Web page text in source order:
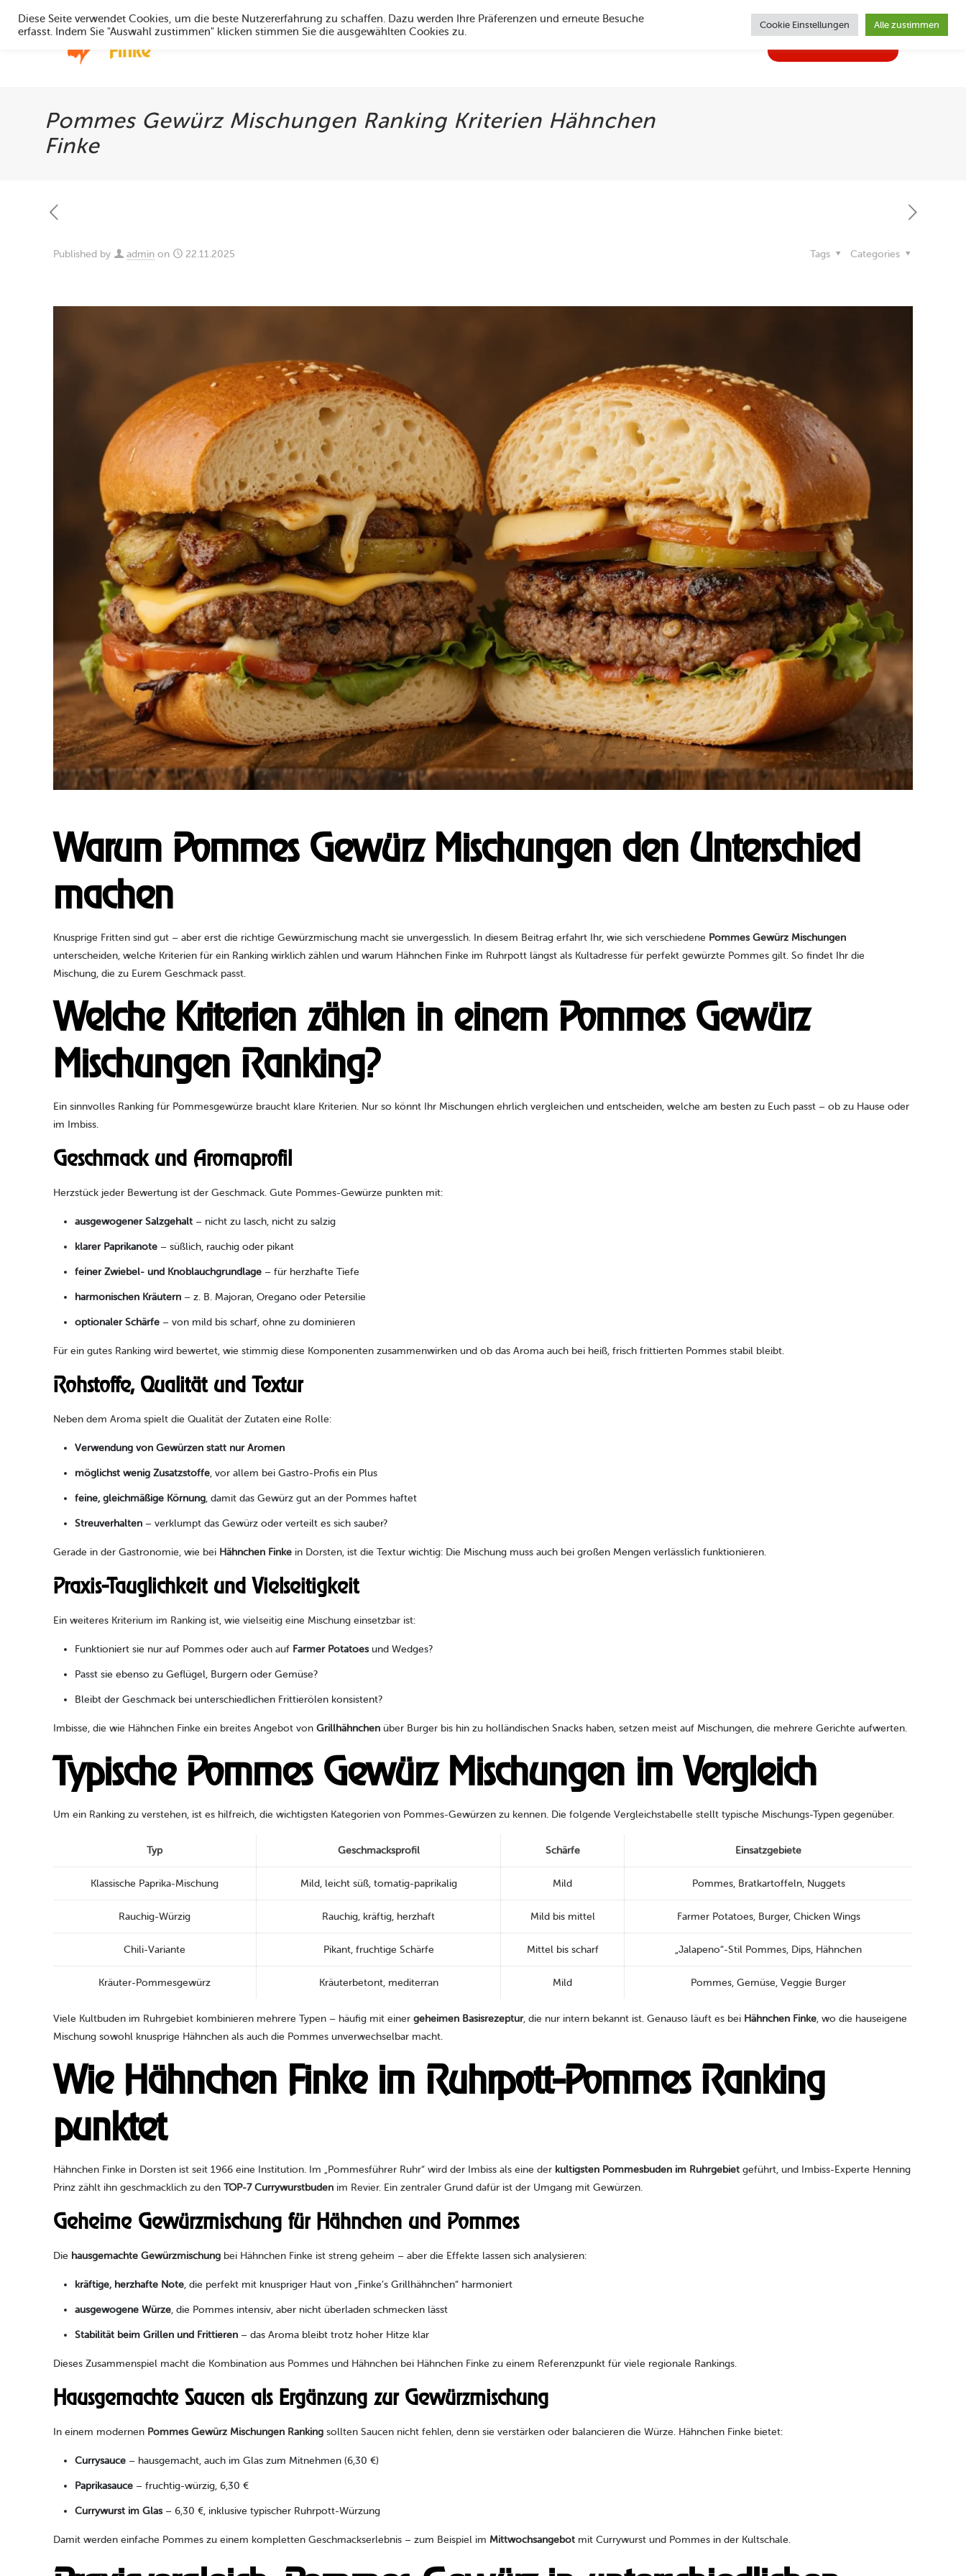
Pommes Gewürz Mischungen Ranking Kriterien Hähnchen
Finke
Published by admin on 22.11.2025 Categories
Tags
Warum Pommes Gewürz Mischungen den Unterschied
machen
Knusprige Fritten sind gut – aber erst die richtige Gewürzmischung macht sie unvergesslich. In diesem Beitrag erfahrt Ihr, wie sich verschiedene Pommes Gewürz Mischungen
unterscheiden, welche Kriterien für ein Ranking wirklich zählen und warum Hähnchen Finke im Ruhrpott längst als Kultadresse für perfekt gewürzte Pommes gilt. So findet Ihr die
Mischung, die zu Eurem Geschmack passt.
Welche Kriterien zählen in einem Pommes Gewürz
Mischungen Ranking?
Ein sinnvolles Ranking für Pommesgewürze braucht klare Kriterien. Nur so könnt Ihr Mischungen ehrlich vergleichen und entscheiden, welche am besten zu Euch passt – ob zu Hause oder
im Imbiss.
Geschmack und Aromaprofil
Herzstück jeder Bewertung ist der Geschmack. Gute Pommes-Gewürze punkten mit:
ausgewogener Salzgehalt – nicht zu lasch, nicht zu salzig
klarer Paprikanote – süßlich, rauchig oder pikant
feiner Zwiebel- und Knoblauchgrundlage – für herzhafte Tiefe
harmonischen Kräutern – z. B. Majoran, Oregano oder Petersilie
optionaler Schärfe – von mild bis scharf, ohne zu dominieren
Für ein gutes Ranking wird bewertet, wie stimmig diese Komponenten zusammenwirken und ob das Aroma auch bei heiß, frisch frittierten Pommes stabil bleibt.
Rohstoffe, Qualität und Textur
Neben dem Aroma spielt die Qualität der Zutaten eine Rolle:
Verwendung von Gewürzen statt nur Aromen
möglichst wenig Zusatzstoffe, vor allem bei Gastro-Profis ein Plus
feine, gleichmäßige Körnung, damit das Gewürz gut an der Pommes haftet
Streuverhalten – verklumpt das Gewürz oder verteilt es sich sauber?
Gerade in der Gastronomie, wie bei Hähnchen Finke in Dorsten, ist die Textur wichtig: Die Mischung muss auch bei großen Mengen verlässlich funktionieren.
Praxis-Tauglichkeit und Vielseitigkeit
Ein weiteres Kriterium im Ranking ist, wie vielseitig eine Mischung einsetzbar ist:
Funktioniert sie nur auf Pommes oder auch auf Farmer Potatoes und Wedges?
Passt sie ebenso zu Geflügel, Burgern oder Gemüse?
Bleibt der Geschmack bei unterschiedlichen Frittierölen konsistent?
Imbisse, die wie Hähnchen Finke ein breites Angebot vonGrillhähnchen über Burger bis hin zu holländischen Snacks haben, setzen meist auf Mischungen, die mehrere Gerichte aufwerten.
Typische Pommes Gewürz Mischungen im Vergleich
Um ein Ranking zu verstehen, ist es hilfreich, die wichtigsten Kategorien von Pommes-Gewürzen zu kennen. Die folgende Vergleichstabelle stellt typische Mischungs-Typen gegenüber.
Typ Geschmacksprofil Schärfe Einsatzgebiete
Klassische Paprika-Mischung Mild, leicht süß, tomatig-paprikalig Mild Pommes, Bratkartoffeln, Nuggets
Rauchig-Würzig Rauchig, kräftig, herzhaft Mild bis mittel Farmer Potatoes, Burger, Chicken Wings
Chili-Variante Pikant, fruchtige Schärfe Mittel bis scharf „Jalapeno“-Stil Pommes, Dips, Hähnchen
Kräuter-Pommesgewürz Kräuterbetont, mediterran Mild Pommes, Gemüse, Veggie Burger
Viele Kultbuden im Ruhrgebiet kombinieren mehrere Typen – häufig mit einergeheimen Basisrezeptur, die nur intern bekannt ist. Genauso läuft es bei Hähnchen Finke, wo die hauseigene
Mischung sowohl knusprige Hähnchen als auch die Pommes unverwechselbar macht.
Wie Hähnchen Finke im Ruhrpott-Pommes Ranking
punktet
Hähnchen Finke in Dorsten ist seit 1966 eine Institution. Im „Pommesführer Ruhr“ wird der Imbiss als eine der kultigsten Pommesbuden im Ruhrgebiet geführt, und Imbiss-Experte Henning
Prinz zählt ihn geschmacklich zu denTOP-7 Currywurstbuden im Revier. Ein zentraler Grund dafür ist der Umgang mit Gewürzen.
Geheime Gewürzmischung für Hähnchen und Pommes
Die hausgemachte Gewürzmischung bei Hähnchen Finke ist streng geheim – aber die Effekte lassen sich analysieren:
kräftige, herzhafte Note, die perfekt mit knuspriger Haut von „Finke’s Grillhähnchen“ harmoniert
ausgewogene Würze, die Pommes intensiv, aber nicht überladen schmecken lässt
Stabilität beim Grillen und Frittieren – das Aroma bleibt trotz hoher Hitze klar
Dieses Zusammenspiel macht die Kombination aus Pommes und Hähnchen bei Hähnchen Finke zu einem Referenzpunkt für viele regionale Rankings.
Hausgemachte Saucen als Ergänzung zur Gewürzmischung
In einem modernen Pommes Gewürz Mischungen Ranking sollten Saucen nicht fehlen, denn sie verstärken oder balancieren die Würze. Hähnchen Finke bietet:
Currysauce – hausgemacht, auch im Glas zum Mitnehmen (6,30 €)
Paprikasauce – fruchtig-würzig, 6,30 €
Currywurst im Glas – 6,30 €, inklusive typischer Ruhrpott-Würzung
Damit werden einfache Pommes zu einem kompletten Geschmackserlebnis – zum Beispiel im Mittwochsangebot mit Currywurst und Pommes in der Kultschale.
Diese Seite verwendet Cookies, um die beste Nutzererfahrung zu schaffen. Dazu werden Ihre Präferenzen und erneute Besuche
erfasst. Indem Sie "Auswahl zustimmen" klicken stimmen Sie die ausgewählten Cookies zu.
Cookie Einstellungen Alle zustimmen